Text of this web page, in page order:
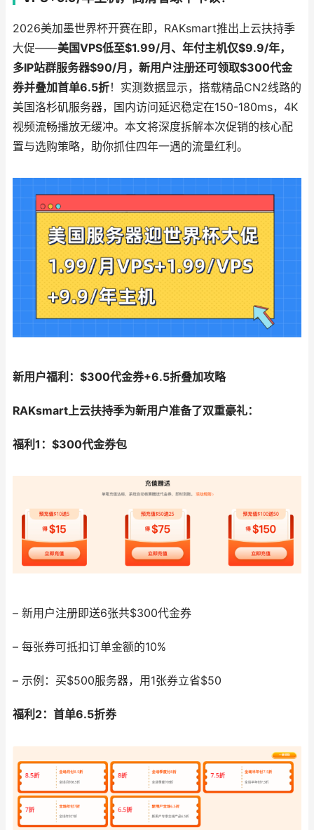
2026美加墨世界杯开赛在即，RAKsmart推出上云扶持季
大促——美国VPS低至$1.99/月、年付主机仅$9.9/年，
多IP站群服务器$90/月，新用户注册还可领取$300代金
券并叠加首单6.5折！实测数据显示，搭载精品CN2线路的
美国洛杉矶服务器，国内访问延迟稳定在150-180ms，4K
视频流畅播放无缓冲。本文将深度拆解本次促销的核心配
置与选购策略，助你抓住四年一遇的流量红利。
新用户福利：$300代金券+6.5折叠加攻略
RAKsmart上云扶持季为新用户准备了双重豪礼：
福利1：$300代金券包
– 新用户注册即送6张共$300代金券
– 每张券可抵扣订单金额的10%
– 示例：买$500服务器，用1张券立省$50
福利2：首单6.5折券